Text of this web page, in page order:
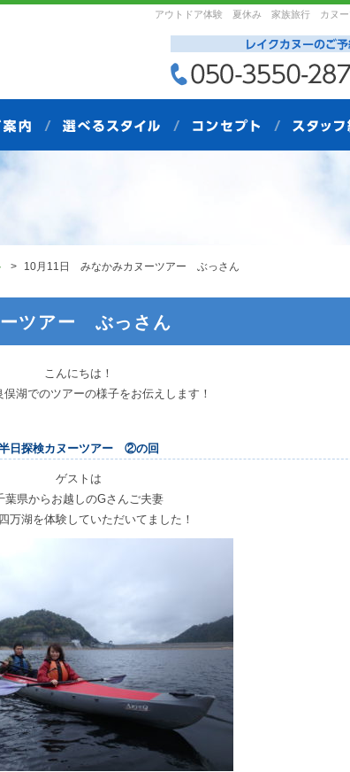
アウトドア体験 夏休み 家族旅行 カヌ
10月11日 みなかみカヌーツアー ぶっさん
ツアー ぶっさん
こんにちは！
湖でのツアーの様子をお伝えします！
日探検カヌーツアー ②の回
ゲストは
葉県からお越しのGさんご夫妻
万湖を体験していただいてました！